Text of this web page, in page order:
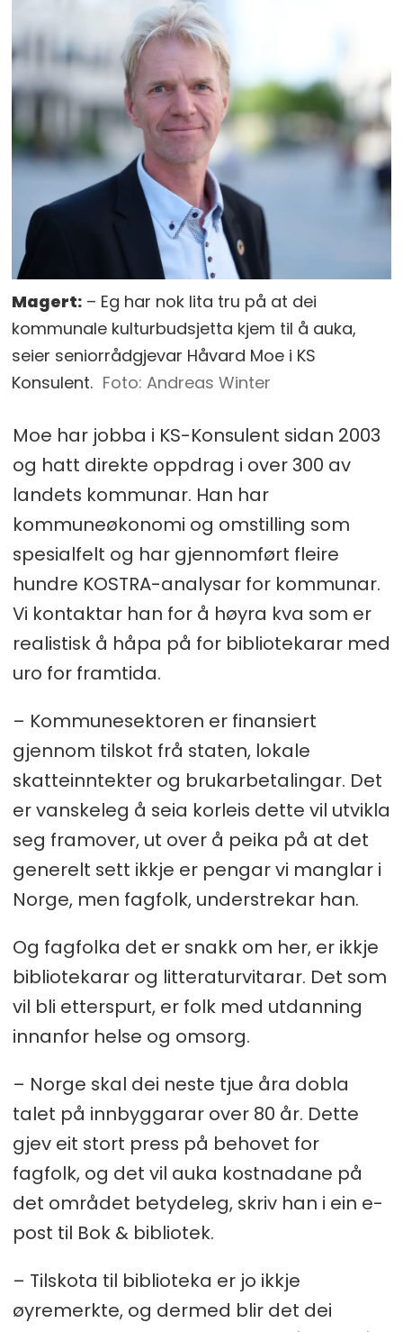
Magert: – Eg har nok lita tru på at dei
kommunale kulturbudsjetta kjem til å auka,
seier seniorrådgjevar Håvard Moe i KS
Konsulent.
Andreas Winter
Moe har jobba i KS-Konsulent sidan 2003
og hatt direkte oppdrag i over 300 av
landets kommunar. Han har
kommuneøkonomi og omstilling som
spesialfelt og har gjennomført fleire
hundre KOSTRA-analysar for kommunar.
Vi kontaktar han for å høyra kva som er
realistisk å håpa på for bibliotekarar med
uro for framtida.
– Kommunesektoren er finansiert
gjennom tilskot frå staten, lokale
skatteinntekter og brukarbetalingar. Det
er vanskeleg å seia korleis dette vil utvikla
seg framover, ut over å peika på at det
generelt sett ikkje er pengar vi manglar i
Norge, men fagfolk, understrekar han.
Og fagfolka det er snakk om her, er ikkje
bibliotekarar og litteraturvitarar. Det som
vil bli etterspurt, er folk med utdanning
innanfor helse og omsorg.
– Norge skal dei neste tjue åra dobla
talet på innbyggarar over 80 år. Dette
gjev eit stort press på behovet for
fagfolk, og det vil auka kostnadane på
det området betydeleg, skriv han i ein e-
post til Bok & bibliotek.
– Tilskota til biblioteka er jo ikkje
øyremerkte, og dermed blir det dei